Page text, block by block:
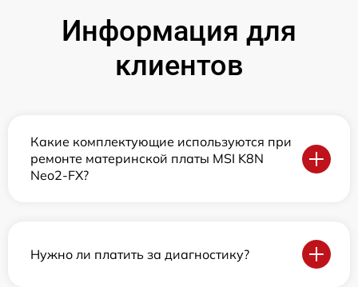
Информация для
клиентов
Какие комплектующие используются при
ремонте материнской платы MSI K8N
Neo2-FX?
Нужно ли платить за диагностику?